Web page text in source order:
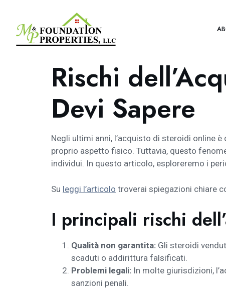
Rischi
Devi Sapere
Negli ultimi anni, l’acquisto di steroidi online
proprio aspetto fisico. Tuttavia, questo
individui. In questo articolo, esploreremo i
Su leggi l’articolo troverai spiegazioni chiare
I principali rischi
Qualità non garantita: Gli steroidi
scaduti o addirittura falsificati.
Problemi legali: In molte giurisdizioni,
sanzioni penali.